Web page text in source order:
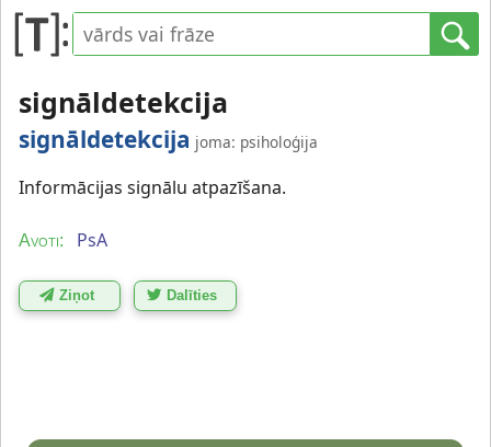
signāldetekcija
signāldetekcija joma: psiholoģija
Informācijas signālu atpazīšana.
Avoti: PsA
Ziņot Dalīties